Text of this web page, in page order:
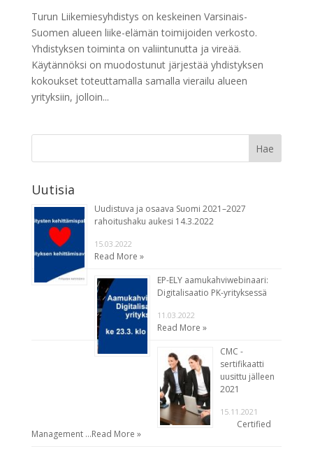
Turun Liikemiesyhdistys on keskeinen Varsinais-
Suomen alueen liike-elämän toimijoiden verkosto.
Yhdistyksen toiminta on valiintunutta ja vireää.
Käytännöksi on muodostunut järjestää yhdistyksen
kokoukset toteuttamalla samalla vierailu alueen
yrityksiin, jolloin...
Uutisia
Uudistuva ja osaava Suomi 2021–2027
rahoitushaku aukesi 14.3.2022
15.03.2022
Read More »
EP-ELY aamukahviwebinaari:
Digitalisaatio PK-yrityksessä
11.03.2022
Read More »
CMC -
sertifikaatti
uusittu jälleen
2021
15.11.2021
Certified
Management …Read More »